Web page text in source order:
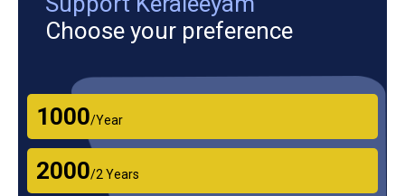
Choose your preference
₹1000/Year
₹2000/2 Years